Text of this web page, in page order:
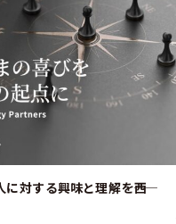
対する興味と理解を――西